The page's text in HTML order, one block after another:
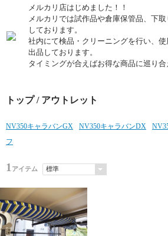
メルカリ店はじめました！！
メルカリでは試作品や倉庫保管品、下
しております。
社内にて検品・クリーニングを行い、
出品しております。
タイミングが合えばお得な商品に巡り合
トップ/ アウトレット
NV350キャラバンGX NV350キャラバンDX
フ
1 アイテム